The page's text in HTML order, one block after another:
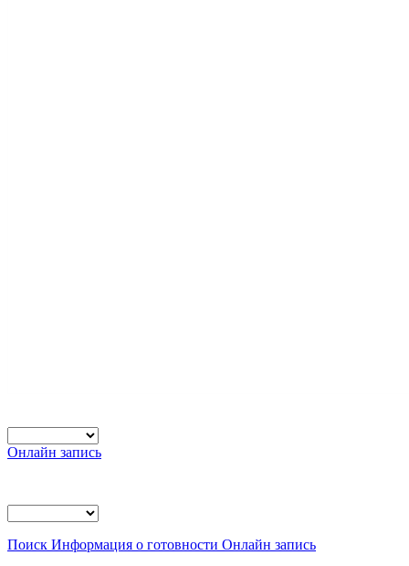
Онлайн запись
Поиск Информация о готовности Онлайн запись